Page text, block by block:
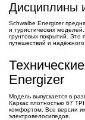
Дисциплины
Schwalbe Energizer
и туристических
грунтовых покрытий. Это
путешествий и надёжного
Energizer
Модель выпускается в
Каркас плотностью 67
комфортом. Все версии
электровелосипедов.